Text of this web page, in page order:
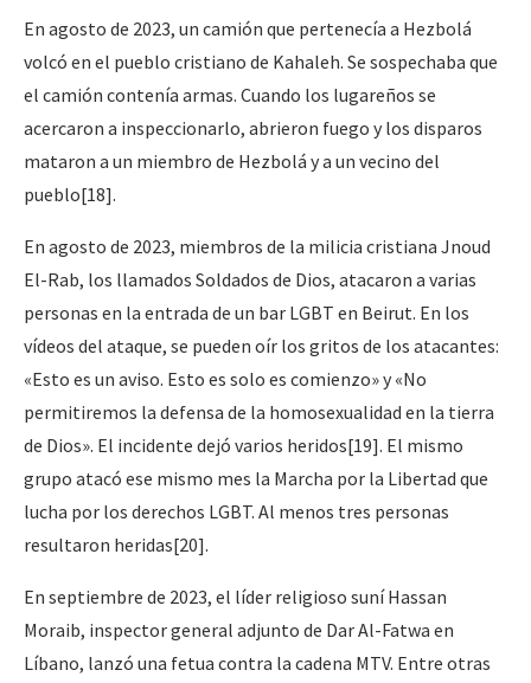
En agosto de 2023, un camión que pertenecía a Hezbolá
volcó en el pueblo cristiano de Kahaleh. Se sospechaba que
el camión contenía armas. Cuando los lugareños se
acercaron a inspeccionarlo, abrieron fuego y los disparos
mataron a un miembro de Hezbolá y a un vecino del
pueblo[18].
En agosto de 2023, miembros de la milicia cristiana Jnoud
El-Rab, los llamados Soldados de Dios, atacaron a varias
personas en la entrada de un bar LGBT en Beirut. En los
vídeos del ataque, se pueden oír los gritos de los atacantes:
«Esto es un aviso. Esto es solo es comienzo» y «No
permitiremos la defensa de la homosexualidad en la tierra
de Dios». El incidente dejó varios heridos[19]. El mismo
grupo atacó ese mismo mes la Marcha por la Libertad que
lucha por los derechos LGBT. Al menos tres personas
resultaron heridas[20].
En septiembre de 2023, el líder religioso suní Hassan
Moraib, inspector general adjunto de Dar Al-Fatwa en
Líbano, lanzó una fetua contra la cadena MTV. Entre otras